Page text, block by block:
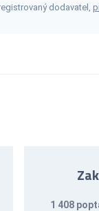
dodavatel,
1 408